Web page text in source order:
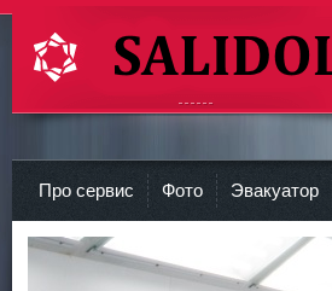
СТО Салидол | salidol в СПб и ЛО
Про сервис Фото Эвакуатор